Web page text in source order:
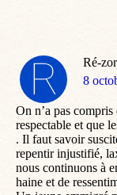
Ré-
dit
8
On n’a pas
respectable et que
. Il faut savoir
repentir injustifié,
nous continuons à
haine et de